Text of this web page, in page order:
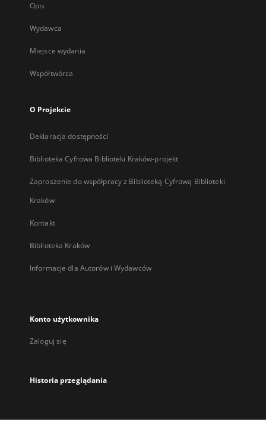
Opis
Wydawca
Miejsce wydania
Współtwórca
O Projekcie
Deklaracja dostępności
Biblioteka Cyfrowa Biblioteki Kraków-projekt
Zaproszenie do współpracy z Biblioteką Cyfrową Biblioteki
Kraków
Kontakt
Biblioteka Kraków
Informacje dla Autorów i Wydawców
Konto użytkownika
Zaloguj się
Historia przeglądania